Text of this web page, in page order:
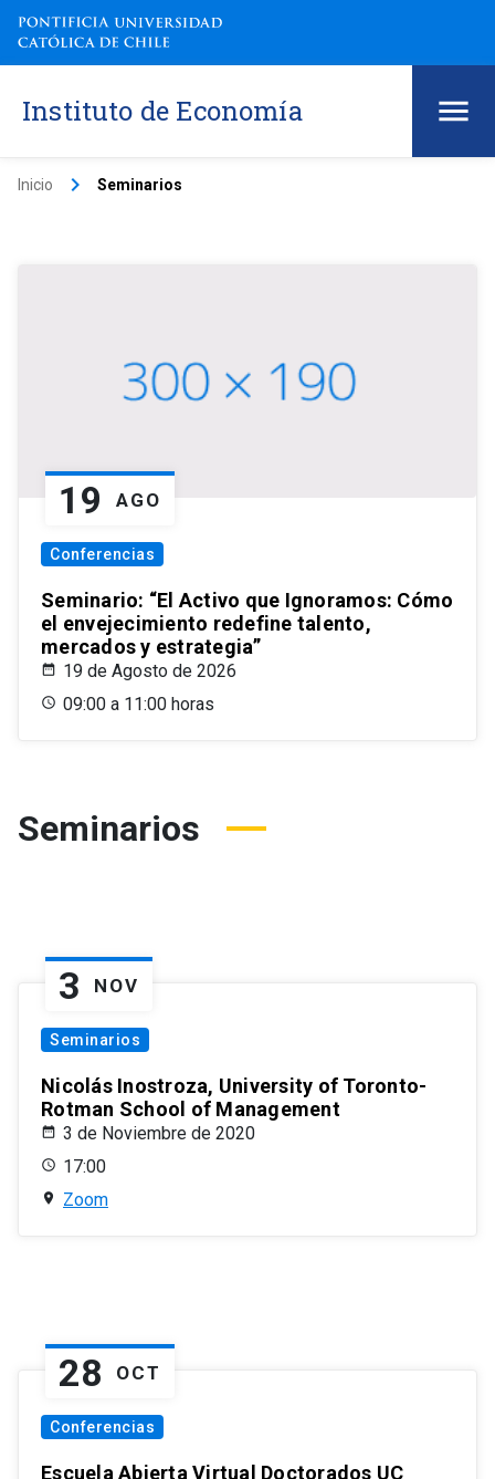
Instituto de Economía
Inicio keyboard_arrow_right Seminarios
19 AGO
Conferencias
Seminario: “El Activo que Ignoramos: Cómo
el envejecimiento redefine talento,
mercados y estrategia”
19 de Agosto de 2026
09:00 a 11:00 horas
Seminarios
3 NOV
Seminarios
Nicolás Inostroza, University of Toronto-
Rotman School of Management
3 de Noviembre de 2020
17:00
Zoom
28 OCT
Conferencias
Escuela Abierta Virtual Doctorados UC